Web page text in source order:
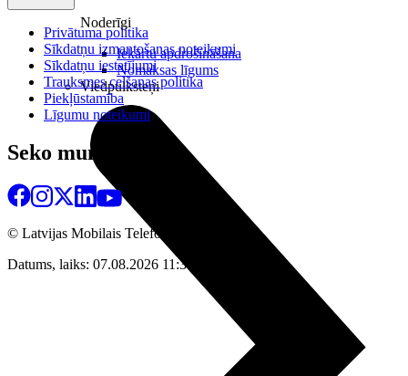
Noderīgi
Iekārtu apdrošināšana
Nomaksas līgums
Viedpulksteņi
Privātuma politika
Sīkdatņu izmantošanas noteikumi
Sīkdatņu iestatījumi
Trauksmes celšanas politika
Piekļūstamība
Līgumu noteikumi
Seko mums
© Latvijas Mobilais Telefons
Datums, laiks: 07.08.2026 11:38